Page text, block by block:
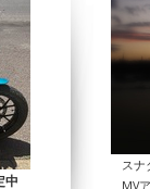
中
スナ
MV